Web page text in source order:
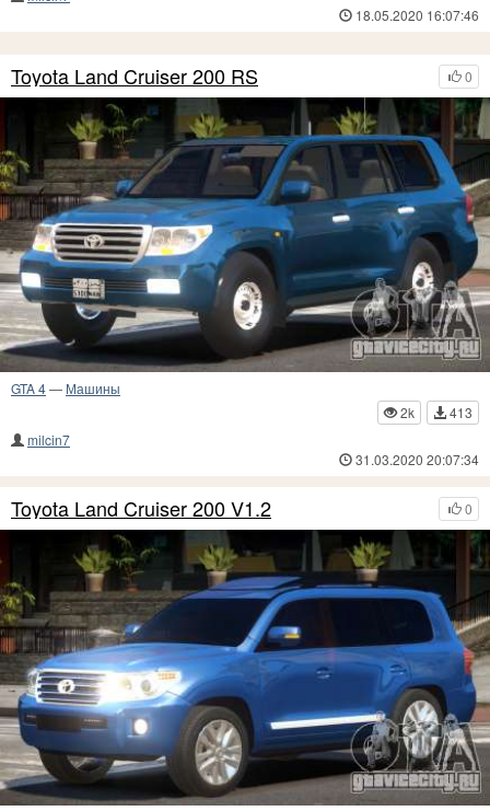
18.05.2020 16:07:46
0
Toyota Land Cruiser 200 RS
GTA 4— Машины
2k
413
milcin7
31.03.2020 20:07:34
0
Toyota Land Cruiser 200 V1.2